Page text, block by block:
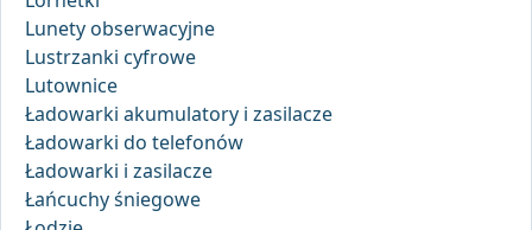
Lunety obserwacyjne
Lustrzanki cyfrowe
Lutownice
Ładowarki akumulatory i zasilacze
Ładowarki do telefonów
Ładowarki i zasilacze
Łańcuchy śniegowe